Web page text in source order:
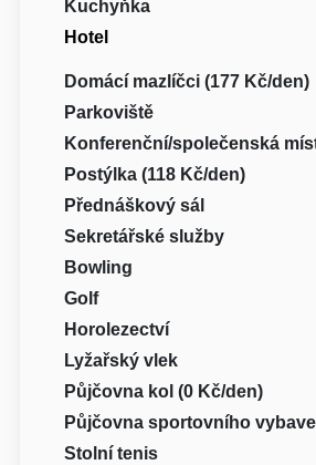
Kuchyňka
Hotel
Domácí mazlíčci (177 Kč/den)
Parkoviště
Konferenční/společenská
Postýlka (118 Kč/den)
Přednáškový sál
Sekretářské služby
Bowling
Golf
Horolezectví
Lyžařský vlek
Půjčovna kol (0 Kč/den)
Půjčovna sportovního
Stolní tenis